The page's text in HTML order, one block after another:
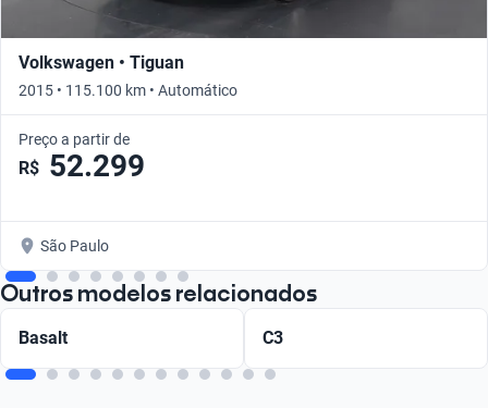
Volkswagen • Tiguan
2015 • 115.100 km • Automático
Preço a partir de
R$ 52.299
São Paulo
Outros modelos relacionados
Basalt C3